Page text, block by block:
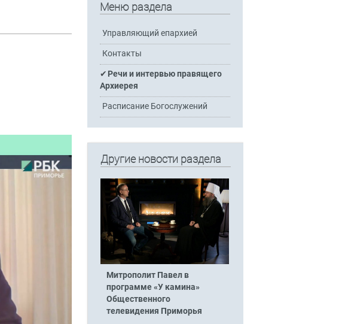
Меню раздела
Управляющий епархией
Контакты
Речи и интервью правящего
Архиерея
Расписание Богослужений
Другие новости раздела
Митрополит Павел в
программе «У камина»
Общественного
телевидения Приморья